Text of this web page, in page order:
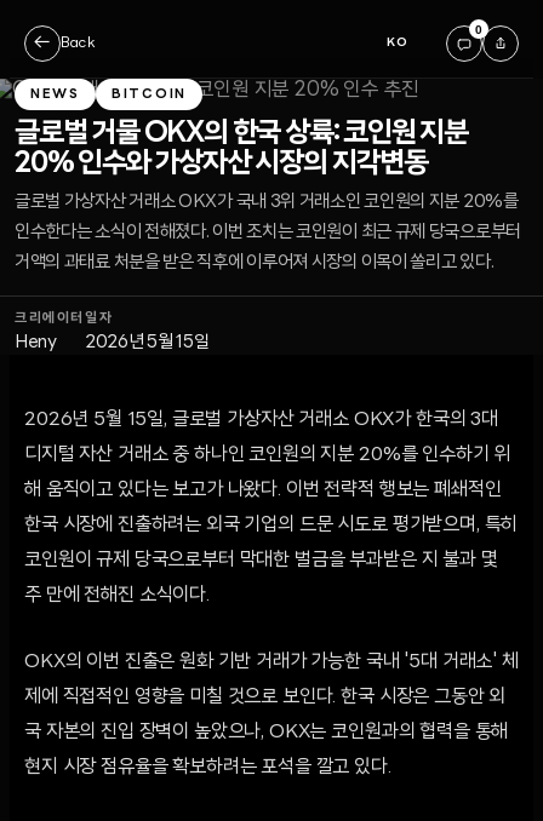
← Back KO
0
NEWS BITCOIN
글로벌 거물 OKX의 한국 상륙: 코인원 지분
20% 인수와 가상자산 시장의 지각변동
글로벌 가상자산 거래소 OKX가 국내 3위 거래소인 코인원의 지분 20%를
인수한다는 소식이 전해졌다. 이번 조치는 코인원이 최근 규제 당국으로부터
거액의 과태료 처분을 받은 직후에 이루어져 시장의 이목이 쏠리고 있다.
크리에이터
Heny
일자
2026년 5월 15일
2026년 5월 15일, 글로벌 가상자산 거래소 OKX가 한국의 3대
디지털 자산 거래소 중 하나인 코인원의 지분 20%를 인수하기 위
해 움직이고 있다는 보고가 나왔다. 이번 전략적 행보는 폐쇄적인
한국 시장에 진출하려는 외국 기업의 드문 시도로 평가받으며, 특히
코인원이 규제 당국으로부터 막대한 벌금을 부과받은 지 불과 몇
주 만에 전해진 소식이다.
OKX의 이번 진출은 원화 기반 거래가 가능한 국내 '5대 거래소' 체
제에 직접적인 영향을 미칠 것으로 보인다. 한국 시장은 그동안 외
국 자본의 진입 장벽이 높았으나, OKX는 코인원과의 협력을 통해
현지 시장 점유율을 확보하려는 포석을 깔고 있다.